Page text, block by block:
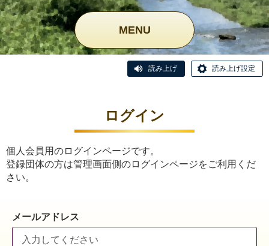
MENU
読み上げ 読み上げ設定
ログイン
個人会員用のログインページです。
登録団体の方は管理画面側のログインページをご利用くだ
さい。
メールアドレス